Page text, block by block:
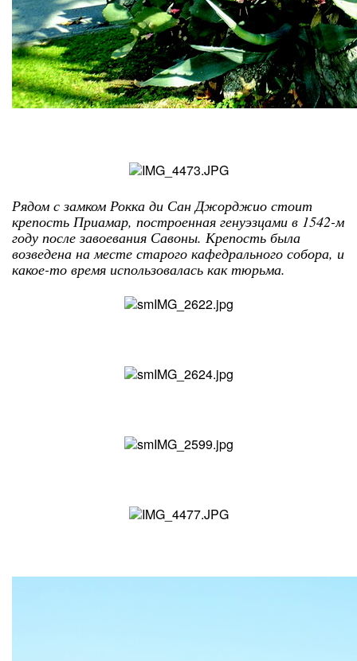
Рядом с замком Рокка ди Сан Джорджио стоит
крепость Приамар, построенная генуэзцами в 1542-м
году после завоевания Савоны. Крепость была
возведена на месте старого кафедрального собора, и
какое-то время использовалась как тюрьма.